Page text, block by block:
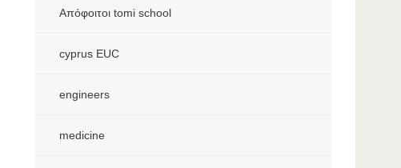
Aπόφοιτοι tomi school
cyprus EUC
engineers
medicine